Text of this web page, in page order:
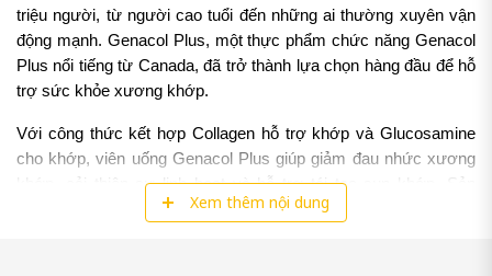
triệu người, từ người cao tuổi đến những ai thường xuyên vận
động mạnh. Genacol Plus, một thực phẩm chức năng Genacol
Plus nổi tiếng từ Canada, đã trở thành lựa chọn hàng đầu để hỗ
trợ sức khỏe xương khớp.
Với công thức kết hợp Collagen hỗ trợ khớp và Glucosamine
cho khớp, viên uống Genacol Plus giúp giảm đau nhức xương
khớp, cải thiện sự linh hoạt và hỗ trợ tái tạo sụn khớp. Sản
phẩm này không chỉ an toàn mà còn được đánh giá cao tại Việt
Xem thêm nội dung